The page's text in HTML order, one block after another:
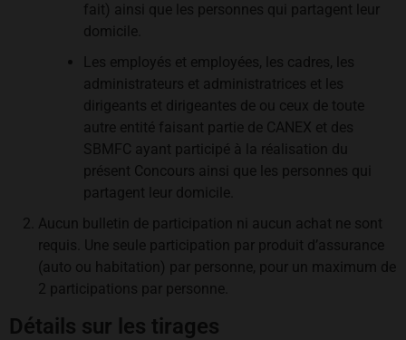
fait) ainsi que les personnes qui partagent leur
domicile.
Les employés et employées, les cadres, les
administrateurs et administratrices et les
dirigeants et dirigeantes de ou ceux de toute
autre entité faisant partie de CANEX et des
SBMFC ayant participé à la réalisation du
présent Concours ainsi que les personnes qui
partagent leur domicile.
Aucun bulletin de participation ni aucun achat ne sont
requis. Une seule participation par produit d’assurance
(auto ou habitation) par personne, pour un maximum de
2 participations par personne.
Détails sur les tirages